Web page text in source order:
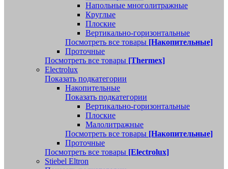
Напольные многолитражные
Круглые
Плоские
Вертикально-горизонтальные
Посмотреть все товары [Накопительные]
Проточные
Посмотреть все товары [Thermex]
Electrolux
Показать подкатегории
Накопительные
Показать подкатегории
Вертикально-горизонтальные
Плоские
Малолитражные
Посмотреть все товары [Накопительные]
Проточные
Посмотреть все товары [Electrolux]
Stiebel Eltron